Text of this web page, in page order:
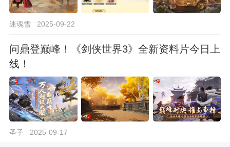
迷魂雪 2025-09-22
问鼎登巅峰！《剑侠世界3》全新资料片今日上
线！
圣子 2025-09-17